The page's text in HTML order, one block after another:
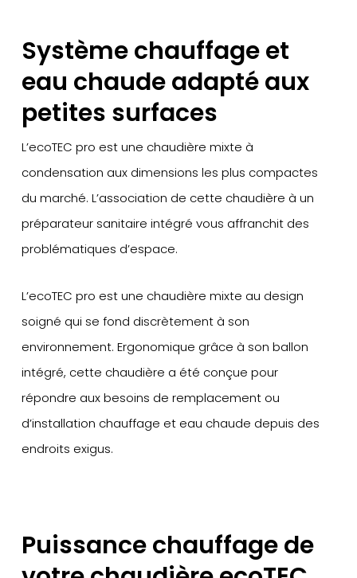
Système chauffage et
eau chaude adapté aux
petites surfaces
L’ecoTEC pro est une chaudière mixte à
condensation aux dimensions les plus compactes
du marché. L’association de cette chaudière à un
préparateur sanitaire intégré vous affranchit des
problématiques d’espace.
L’ecoTEC pro est une chaudière mixte au design
soigné qui se fond discrètement à son
environnement. Ergonomique grâce à son ballon
intégré, cette chaudière a été conçue pour
répondre aux besoins de remplacement ou
d’installation chauffage et eau chaude depuis des
endroits exigus.
Puissance chauffage de